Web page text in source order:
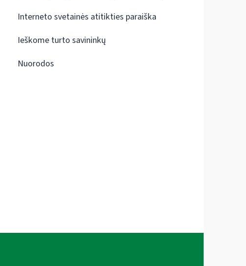
Interneto svetainės atitikties paraiška
Ieškome turto savininkų
Nuorodos